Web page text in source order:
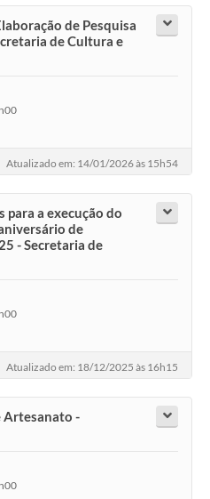
de Pesquisa
de Cultura e
Atualizado em: 14/01/2026 às 15h54
a execução do
de
- Secretaria de
Atualizado em: 18/12/2025 às 16h15
Artesanato -